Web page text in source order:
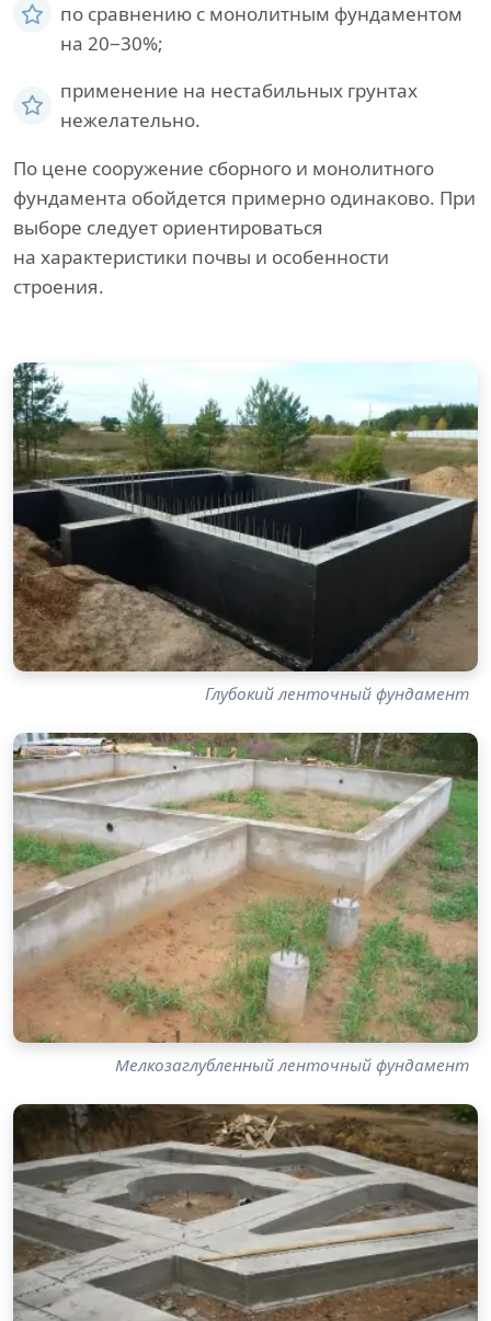
по сравнению с монолитным фундаментом
на 20−30%;
применение на нестабильных грунтах
нежелательно.
По цене сооружение сборного и монолитного
фундамента обойдется примерно одинаково. При
выборе следует ориентироваться
на характеристики почвы и особенности
строения.
Глубокий ленточный фундамент
Мелкозаглубленный ленточный фундамент